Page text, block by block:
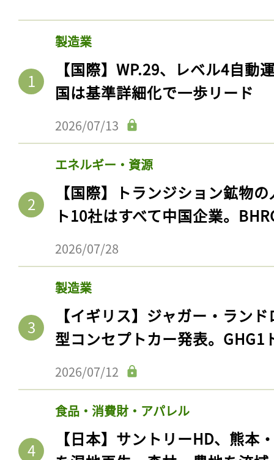
製造業
【国際】WP.29、レベル4自動
国は基準詳細化で一歩リード
2026/07/13
エネルギー・資源
【国際】トランジション鉱物
ト10社はすべて中国企業。
2026/07/28
製造業
【イギリス】ジャガー・ラン
型コンセプトカー発表。GHG1
2026/07/12
食品・消費財・アパレル
【日本】サントリーHD、熊本